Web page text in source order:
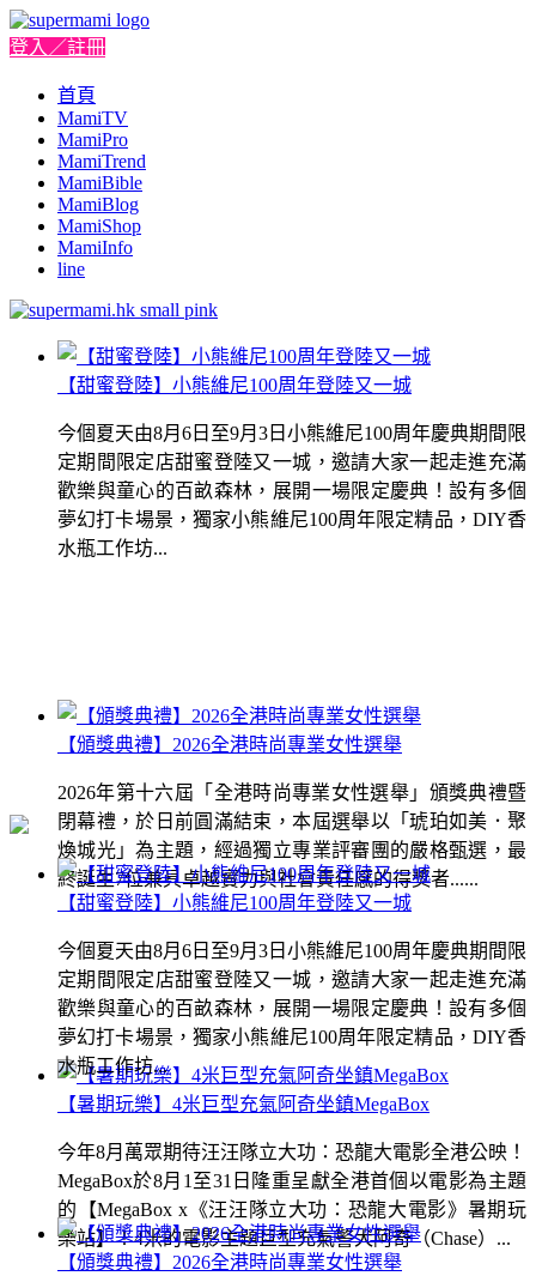
登入／註冊
首頁
MamiTV
MamiPro
MamiTrend
MamiBible
MamiBlog
MamiShop
MamiInfo
line
【甜蜜登陸】小熊維尼100周年登陸又一城
今個夏天由8月6日至9月3日小熊維尼100周年慶典期間限
定期間限定店甜蜜登陸又一城，邀請大家一起走進充滿
歡樂與童心的百畝森林，展開一場限定慶典！設有多個
夢幻打卡場景，獨家小熊維尼100周年限定精品，DIY香
水瓶工作坊...
【頒獎典禮】2026全港時尚專業女性選舉
2026年第十六屆「全港時尚專業女性選舉」頒獎典禮暨
閉幕禮，於日前圓滿結束，本屆選舉以「琥珀如美．聚
煥城光」為主題，經過獨立專業評審團的嚴格甄選，最
終誕生7位兼具卓越實力與社會責任感的得獎者......
【暑期玩樂】4米巨型充氣阿奇坐鎮MegaBox
今年8月萬眾期待汪汪隊立大功：恐龍大電影全港公映！
MegaBox於8月1至31日隆重呈獻全港首個以電影為主題
的【MegaBox x《汪汪隊立大功：恐龍大電影》暑期玩
樂站】！4米的電影主題巨型充氣警犬阿奇（Chase）...
【甜蜜登陸】小熊維尼100周年登陸又一城
今個夏天由8月6日至9月3日小熊維尼100周年慶典期間限
定期間限定店甜蜜登陸又一城，邀請大家一起走進充滿
歡樂與童心的百畝森林，展開一場限定慶典！設有多個
夢幻打卡場景，獨家小熊維尼100周年限定精品，DIY香
水瓶工作坊...
【頒獎典禮】2026全港時尚專業女性選舉